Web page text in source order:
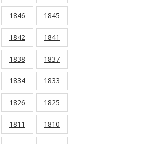
1846 1845
1842 1841
1838 1837
1834 1833
1826 1825
1811 1810